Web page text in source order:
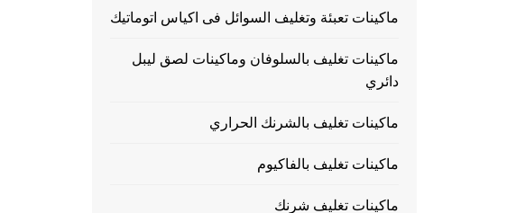
ماكينات تعبئة وتغليف السوائل فى اكياس اتوماتيك
ماكينات تغليف بالسلوفان وماكينات لصق ليبل
دائري
ماكينات تغليف بالشرنك الحراري
ماكينات تغليف بالفاكيوم
ماكينات تغليف شرنك